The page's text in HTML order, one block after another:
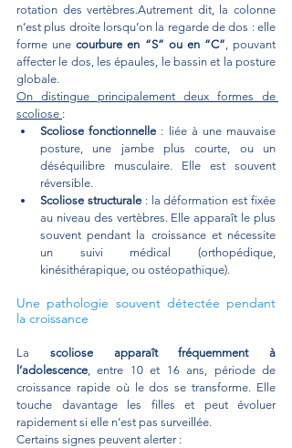
rotation des vertèbres.Autrement dit, la colonne
n’est plus droite lorsqu’on la regarde de dos : elle
forme une courbure en “S” ou en “C” , pouvant
affecter le dos, les épaules, le bassin et la posture
globale.
On distingue principalement deux formes de
scoliose :
Scoliose fonctionnelle : liée à une mauvaise
posture, une jambe plus courte, ou un
déséquilibre musculaire. Elle est souvent
réversible.
Scoliose structurale : la déformation est fixée
au niveau des vertèbres. Elle apparaît le plus
souvent pendant la croissance et nécessite
un suivi médical (orthopédique,
kinésithérapique, ou ostéopathique).
Une pathologie souvent détectée pendant
la croissance
La scoliose apparaît fréquemment à
l’adolescence , entre 10 et 16 ans, période de
croissance rapide où le dos se transforme. Elle
touche davantage les filles et peut évoluer
rapidement si elle n’est pas surveillée.
Certains signes peuvent alerter :